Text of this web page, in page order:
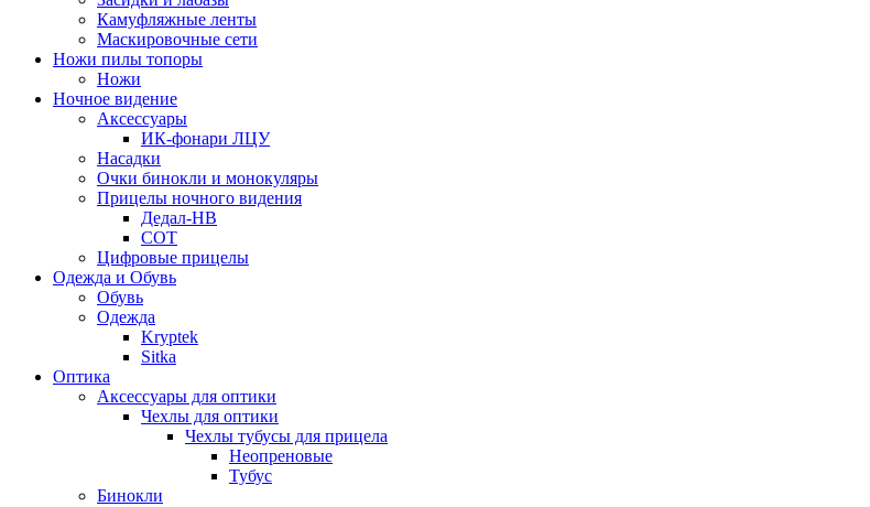
Камуфляжные ленты
Маскировочные сети
Ножи пилы топоры
Ножи
Ночное видение
Аксессуары
ИК-фонари ЛЦУ
Насадки
Очки бинокли и монокуляры
Прицелы ночного видения
Дедал-НВ
СОТ
Цифровые прицелы
Одежда и Обувь
Обувь
Одежда
Kryptek
Sitka
Оптика
Аксессуары для оптики
Чехлы для оптики
Чехлы тубусы для прицела
Неопреновые
Тубус
Бинокли